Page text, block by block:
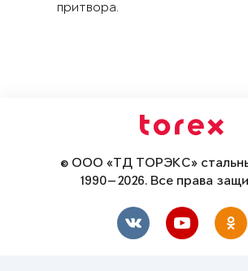
притвора.
© ООО «ТД ТОРЭКС»
1990—2026. Все права